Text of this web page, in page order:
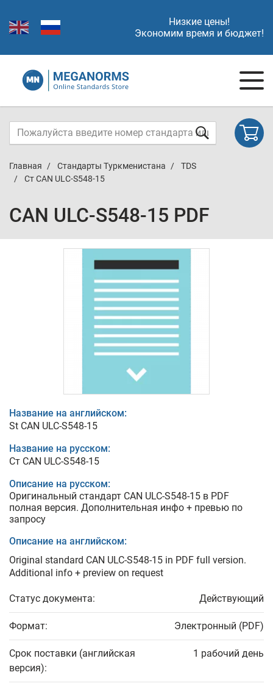
Низкие цены!
Экономим время и бюджет!
Главная Стандарты Туркменистана
TDS
Ст CAN ULC-S548-15
CAN ULC-S548-15 PDF
Название на английском:
St CAN ULC-S548-15
Название на русском:
Ст CAN ULC-S548-15
Описание на русском:
Оригинальный стандарт CAN ULC-S548-15 в PDF
полная версия. Дополнительная инфо + превью по
запросу
Описание на английском:
Original standard CAN ULC-S548-15 in PDF full version.
Additional info + preview on request
Статус документа: Действующий
Формат: Электронный (PDF)
Срок поставки (английская
версия):
1 рабочий день